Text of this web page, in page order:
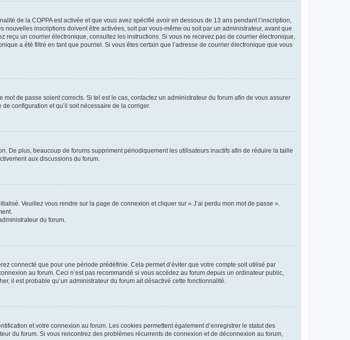
de la COPPA est activée et que vous avez spécifié avoir en dessous de 13 ans pendant l’inscription,
inscriptions doivent être activées, soit par vous-même ou soit par un administrateur, avant que
un courrier électronique, consultez les instructions. Si vous ne recevez pas de courrier électronique,
a été filtré en tant que pourriel. Si vous êtes certain que l’adresse de courrier électronique que vous
de passe soient corrects. Si tel est le cas, contactez un administrateur du forum afin de vous assurer
configuration et qu’il soit nécessaire de la corriger.
De plus, beaucoup de forums suppriment périodiquement les utilisateurs inactifs afin de réduire la taille
aux discussions du forum.
Veuillez vous rendre sur la page de connexion et cliquer sur « J’ai perdu mon mot de passe ».
du forum.
connecté que pour une période prédéfinie. Cela permet d’éviter que votre compte soit utilisé par
au forum. Ceci n’est pas recommandé si vous accédez au forum depuis un ordinateur public,
il est probable qu’un administrateur du forum ait désactivé cette fonctionnalité.
et votre connexion au forum. Les cookies permettent également d’enregistrer le statut des
du forum. Si vous rencontrez des problèmes récurrents de connexion et de déconnexion au forum,